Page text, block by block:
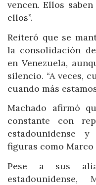
vencen. Ellos
ellos”.
Reiteró que se
la consolidación
en Venezuela,
silencio. “A veces,
cuando más
Machado afirmó
constante con
estadounidense
figuras como Marco
Pese a sus
estadounidense,